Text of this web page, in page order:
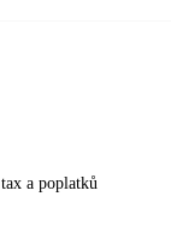
a poplatků